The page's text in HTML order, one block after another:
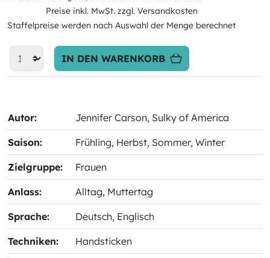
Preise inkl. MwSt. zzgl. Versandkosten
Staffelpreise werden nach Auswahl der Menge berechnet
IN DEN WARENKORB
Autor: Jennifer Carson, Sulky of America
Saison: Frühling, Herbst, Sommer, Winter
Zielgruppe: Frauen
Anlass: Alltag, Muttertag
Sprache: Deutsch, Englisch
Techniken: Handsticken